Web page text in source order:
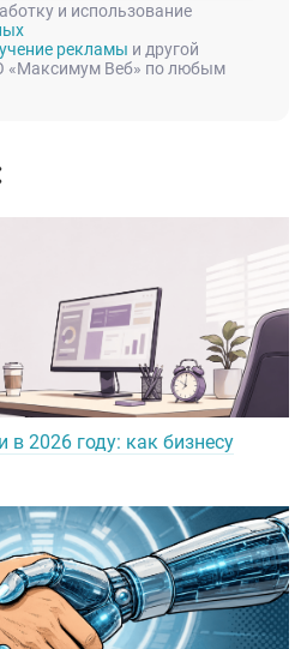
и использование
рекламы и другой
«Максимум Веб» по любым
2026 году: как бизнесу